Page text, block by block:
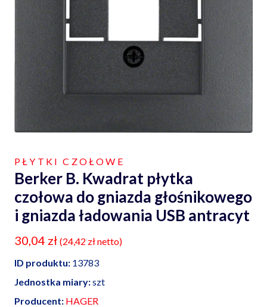
PŁYTKI CZOŁOWE
Berker B. Kwadrat płytka
czołowa do gniazda głośnikowego
i gniazda ładowania USB antracyt
30,04 zł (24,42 złnetto)
ID produktu: 13783
Jednostka miary:szt
Producent: HAGER